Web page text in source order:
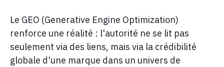
Le GEO (Generative Engine Optimization)
renforce une réalité : l'autorité ne se lit pas
seulement via des liens, mais via la crédibilité
globale d'une marque dans un univers de